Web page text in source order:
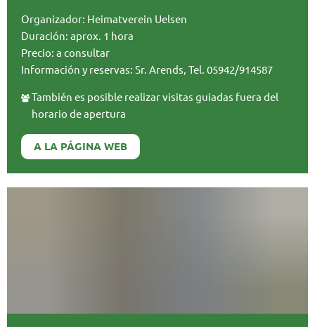
Organizador: Heimatverein Uelsen
Duración: aprox. 1 hora
Precio: a consultar
Información y reservas: Sr. Arends, Tel. 05942/914587
También es posible realizar visitas guiadas fuera del
horario de apertura
A LA PÁGINA WEB